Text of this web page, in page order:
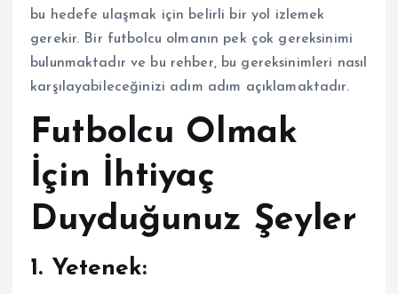
bu hedefe ulaşmak için belirli bir yol izlemek
gerekir. Bir futbolcu olmanın pek çok gereksinimi
bulunmaktadır ve bu rehber, bu gereksinimleri nasıl
karşılayabileceğinizi adım adım açıklamaktadır.
Futbolcu Olmak
İçin İhtiyaç
Duyduğunuz Şeyler
1. Yetenek: